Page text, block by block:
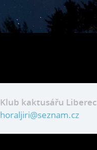
Klub kaktusářu Liberec
horaljiri@seznam.cz